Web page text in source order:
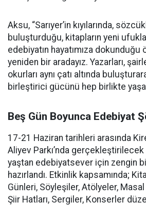
Aksu, “Sarıyer’in kıyılarında,
buluşturduğu, kitapların yeni
edebiyatın hayatımıza
yeniden bir aradayız. Yazarları,
okurları aynı çatı altında
birleştirici gücünü hep birlikte
Beş Gün Boyunca Edebiyat
17-21 Haziran tarihleri arasında
Aliyev Parkı’nda
yaştan edebiyatsever için zengin
hazırlandı. Etkinlik kapsamında;
Günleri, Söyleşiler, Atölyeler, Masal
Şiir Hatları, Sergiler, Konserler